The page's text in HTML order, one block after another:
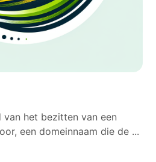
het bezitten van een
een domeinnaam die de ...